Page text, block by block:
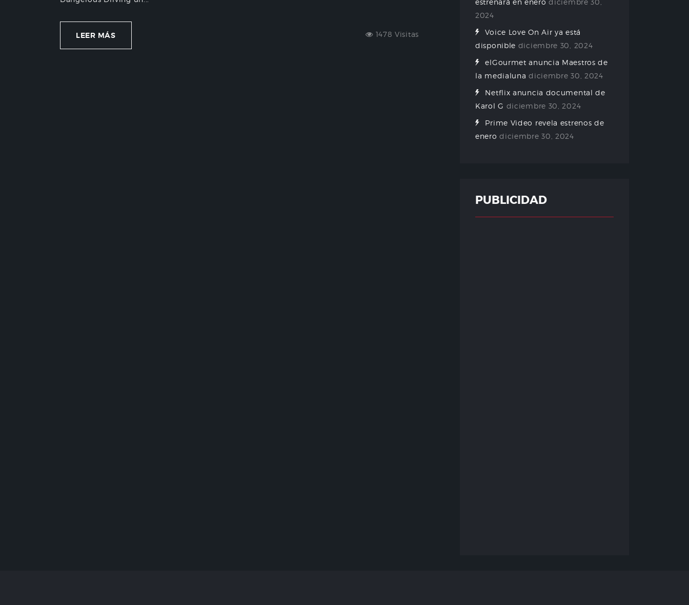
LEER MÁS 1478 Visitas
estrenará en enero diciembre 30,
2024
Voice Love On Air ya está
disponible diciembre 30, 2024
elGourmet anuncia Maestros de
la medialuna diciembre 30, 2024
Netflix anuncia documental de
Karol G diciembre 30, 2024
Prime Video revela estrenos de
enero diciembre 30, 2024
PUBLICIDAD